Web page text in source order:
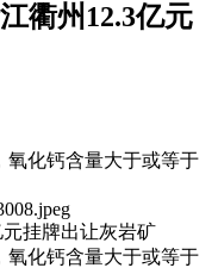
衢州12.3亿元
氧化钙含量大于或等于
元挂牌出让灰岩矿
氧化钙含量大于或等于